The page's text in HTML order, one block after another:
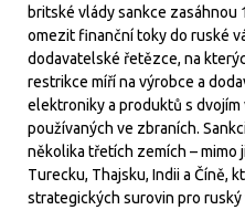
britské vlády sankce zasáhnou
omezit finanční toky do ruské
dodavatelské řetězce, na
restrikce míří na výrobce a
elektroniky a produktů s
používaných ve zbraních.
několika třetích zemích – mimo
Turecku, Thajsku, Indii a Číně,
strategických surovin pro